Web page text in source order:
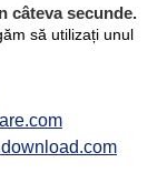
câteva secunde.
să utilizați unul